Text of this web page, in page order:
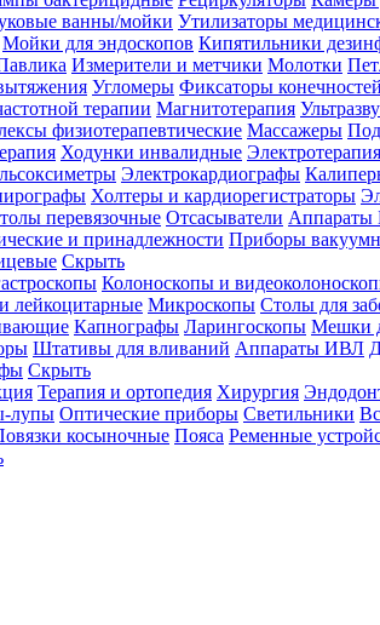
ванны/мойки Утилизаторы
Мойки для эндоскопов Кипятильники
Измерители и метчики Молотки
Угломеры Фиксаторы конечностей
терапии Магнитотерапия
физиотерапевтические Массажеры
Ходунки инвалидные Электротерапия
Электрокардиографы
Холтеры и кардиорегистраторы
перевязочные Отсасыватели Аппараты
и принадлежности Приборы
Скрыть
Колоноскопы и
лейкоцитарные Микроскопы Столы для
Капнографы Ларингоскопы Мешки
Штативы для вливаний Аппараты ИВЛ
Скрыть
Терапия и ортопедия Хирургия
лупы Оптические приборы Светильники
косыночные Пояса Ременные